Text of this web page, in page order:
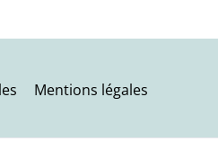
Mentions légales